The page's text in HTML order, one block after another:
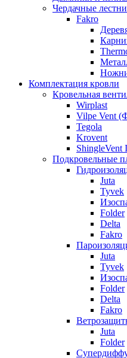
Чердачные
Fakro
Комплектация кровли
Кровельная
Wirplast
Vilpe Vent
Tegola
Krovent
ShingleVent
Подкровельные
Juta
Tyvek
Folder
Delta
Fakro
Juta
Tyvek
Folder
Delta
Fakro
Juta
Folder